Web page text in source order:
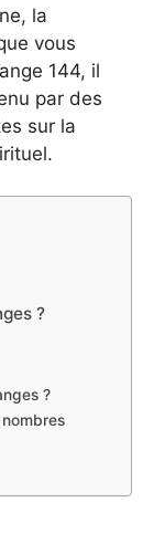
la
vous
144, il
par des
sur la
?
?